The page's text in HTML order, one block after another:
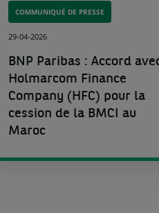
COMMUNIQUÉ DE PRESSE
29-04-2026
BNP Paribas : Accord
Holmarcom Finance
Company (HFC) pour la
cession de la BMCI au
Maroc